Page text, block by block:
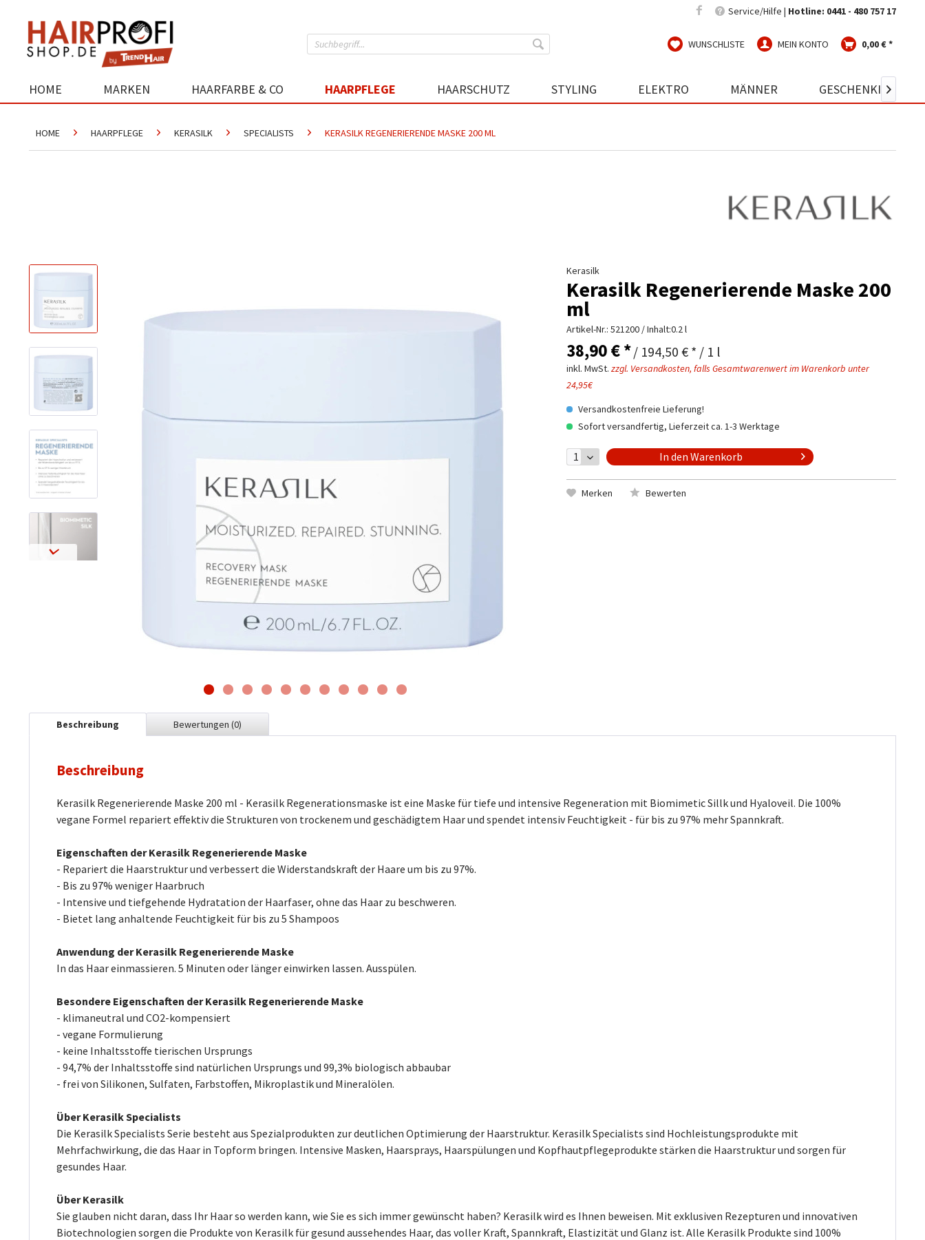
Service/Hilfe | Hotline: 0441 - 480 757 17
WUNSCHLISTE MEIN KONTO 0,00 € *
HOME MARKEN HAARFARBE & CO HAARPFLEGE HAARSCHUTZ STYLING ELEKTRO MÄNNER GESCHENKIDEEN

HOME HAARPFLEGE KERASILK SPECIALISTS KERASILK REGENERIERENDE MASKE 200 ML
Kerasilk
Kerasilk Regenerierende Maske 200
ml
Artikel-Nr.:521200 / Inhalt:0.2 l
38,90 € */ 194,50 € * / 1 l
inkl. MwSt.zzgl. Versandkosten, falls Gesamtwarenwert im Warenkorb unter
24,95€
Versandkostenfreie Lieferung!
Sofort versandfertig, Lieferzeit ca. 1-3 Werktage
In den Warenkorb
Merken Bewerten
Beschreibung Bewertungen (0)
Beschreibung
Kerasilk Regenerierende Maske 200 ml - Kerasilk Regenerationsmaske ist eine Maske für tiefe und intensive Regeneration mit Biomimetic Sillk und Hyaloveil. Die 100%
vegane Formel repariert effektiv die Strukturen von trockenem und geschädigtem Haar und spendet intensiv Feuchtigkeit - für bis zu 97% mehr Spannkraft.
Eigenschaften der Kerasilk Regenerierende Maske
- Repariert die Haarstruktur und verbessert die Widerstandskraft der Haare um bis zu 97%.
- Bis zu 97% weniger Haarbruch
- Intensive und tiefgehende Hydratation der Haarfaser, ohne das Haar zu beschweren.
- Bietet lang anhaltende Feuchtigkeit für bis zu 5 Shampoos
Anwendung der Kerasilk Regenerierende Maske
In das Haar einmassieren. 5 Minuten oder länger einwirken lassen. Ausspülen.
Besondere Eigenschaften der Kerasilk Regenerierende Maske
- klimaneutral und CO2-kompensiert
- vegane Formulierung
- keine Inhaltsstoffe tierischen Ursprungs
- 94,7% der Inhaltsstoffe sind natürlichen Ursprungs und 99,3% biologisch abbaubar
- frei von Silikonen, Sulfaten, Farbstoffen, Mikroplastik und Mineralölen.
Über Kerasilk Specialists
Die Kerasilk Specialists Serie besteht aus Spezialprodukten zur deutlichen Optimierung der Haarstruktur. Kerasilk Specialists sind Hochleistungsprodukte mit
Mehrfachwirkung, die das Haar in Topform bringen. Intensive Masken, Haarsprays, Haarspülungen und Kopfhautpflegeprodukte stärken die Haarstruktur und sorgen für
gesundes Haar.
Über Kerasilk
Sie glauben nicht daran, dass Ihr Haar so werden kann, wie Sie es sich immer gewünscht haben? Kerasilk wird es Ihnen beweisen. Mit exklusiven Rezepturen und innovativen
Biotechnologien sorgen die Produkte von Kerasilk für gesund aussehendes Haar, das voller Kraft, Spannkraft, Elastizität und Glanz ist. Alle Kerasilk Produkte sind 100%